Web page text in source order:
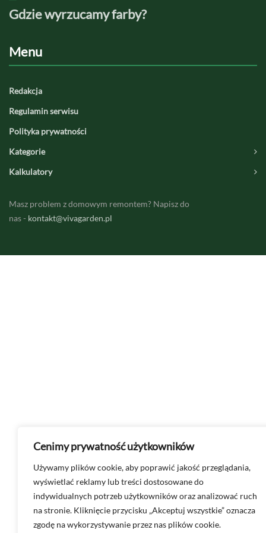
Cenimy prywatność użytkowników
Używamy plików cookie, aby poprawić jakość przeglądania,
wyświetlać reklamy lub treści dostosowane do
indywidualnych potrzeb użytkowników oraz analizować ruch
na stronie. Kliknięcie przycisku „Akceptuj wszystkie” oznacza
zgodę na wykorzystywanie przez nas plików cookie.
Gdzie wyrzucamy farby?
Menu
Redakcja
Regulamin serwisu
Polityka prywatności
Kategorie
Kalkulatory
Masz problem z domowym remontem? Napisz do
nas - kontakt@vivagarden.pl